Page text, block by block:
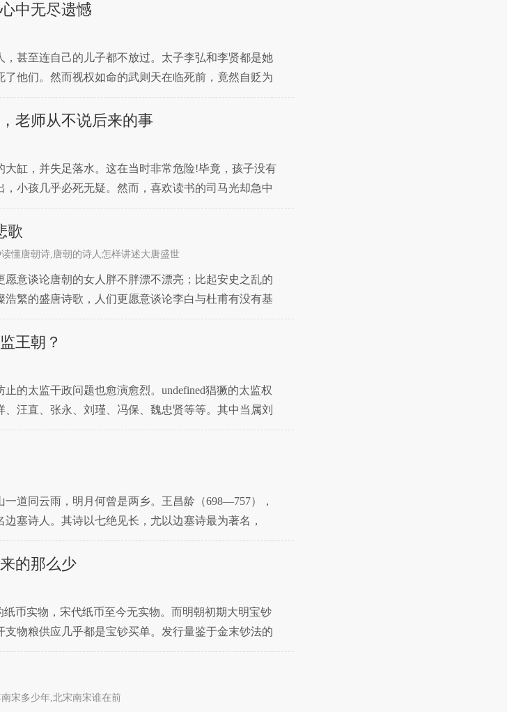
中无尽遗憾
甚至连自己的儿子都不放过。太子李弘和李贤都是她
他们。然而视权如命的武则天在临死前，竟然自贬为
一匹马，性格十分刚烈，没有人能够驯
老师从不说后来的事
缸，并失足落水。这在当时非常危险!毕竟，孩子没有
小孩几乎必死无疑。然而，喜欢读书的司马光却急中
而他的做法又和读书有关，因此此事
歌
懂唐朝诗,唐朝的诗人怎样讲述大唐盛世
意谈论唐朝的女人胖不胖漂不漂亮；比起安史之乱的
繁的盛唐诗歌，人们更愿意谈论李白与杜甫有没有基
璀璨巍峨。世人所谓唐诗宋词元曲明清
王朝？
的太监干政问题也愈演愈烈。undefined猖獗的太监权
汪直、张永、刘瑾、冯保、魏忠贤等等。其中当属刘
可怕到了什么地步呢？当年大
道同云雨，明月何曾是两乡。王昌龄（698—757），
塞诗人。其诗以七绝见长，尤以边塞诗最为著名，
(6
的那么少
币实物，宋代纸币至今无实物。而明朝初期大明宝钞
物粮供应几乎都是宝钞买单。发行量鉴于金末钞法的
宜不过万锭”的建议，因此早期严格
宋多少年,北宋南宋谁在前